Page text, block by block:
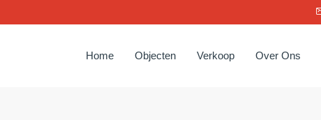
Home Objecten Verkoop Over Ons